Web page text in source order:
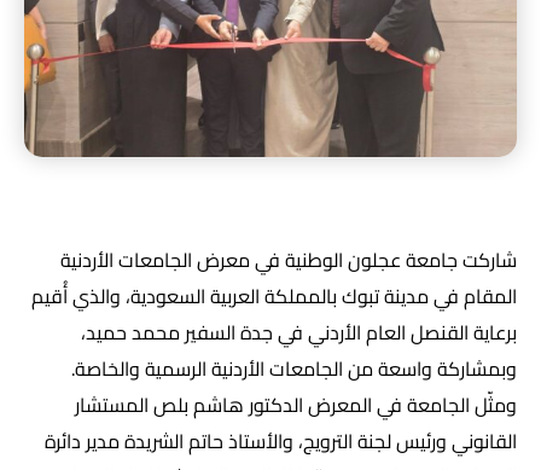
شاركت جامعة عجلون الوطنية في معرض الجامعات الأردنية
المقام في مدينة تبوك بالمملكة العربية السعودية، والذي أُقيم
برعاية القنصل العام الأردني في جدة السفير محمد حميد،
وبمشاركة واسعة من الجامعات الأردنية الرسمية والخاصة.
ومثّل الجامعة في المعرض الدكتور هاشم بلص المستشار
القانوني ورئيس لجنة الترويج، والأستاذ حاتم الشريدة مدير دائرة